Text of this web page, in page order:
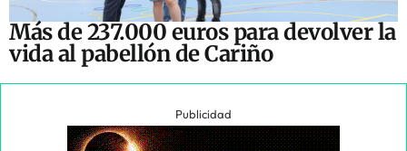
Más de 237.000 euros para devolver la
vida al pabellón de Cariño
Publicidad